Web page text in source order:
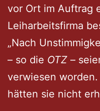
vor Ort im Auftrag
Leiharbeitsfirma
„Nach
– so die OTZ –
verwiesen
hätten sie nicht